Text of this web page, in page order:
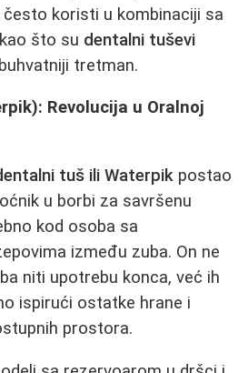
koristi u kombinaciji sa
što su dentalni tuševi
tretman.
Revolucija u Oralnoj
tuš ili Waterpik postao
u borbi za savršenu
kod osoba sa
između zuba. On ne
niti upotrebu konca, već ih
ispirući ostatke hrane i
prostora.